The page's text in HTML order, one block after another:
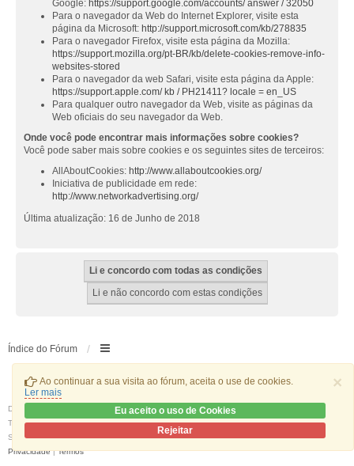
×
Ao continuar a sua visita ao fórum, aceita o use de cookies.
Ler mais
Eu aceito o uso de Cookies
Rejeitar
Google: https://support.google.com/accounts/ answer / 32050
Para o navegador da Web do Internet Explorer, visite esta
página da Microsoft: http://support.microsoft.com/kb/278835
Para o navegador Firefox, visite esta página da Mozilla:
https://support.mozilla.org/pt-BR/kb/delete-cookies-remove-info-
websites-stored
Para o navegador da web Safari, visite esta página da Apple:
https://support.apple.com/ kb / PH21411? locale = en_US
Para qualquer outro navegador da Web, visite as páginas da
Web oficiais do seu navegador da Web.
Onde você pode encontrar mais informações sobre cookies?
Você pode saber mais sobre cookies e os seguintes sites de terceiros:
AllAboutCookies: http://www.allaboutcookies.org/
Iniciativa de publicidade em rede:
http://www.networkadvertising.org/
Última atualização: 16 de Junho de 2018
Índice do Fórum
Desenvolvido por
® Forum Software © phpBB Limited
Traduzido por:phpBB Portugal
Stylewe_universalcreated by INVENTEA & v12mike
Privacidade|Termos